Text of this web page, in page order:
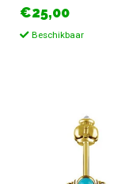
€25,00
Beschikbaar